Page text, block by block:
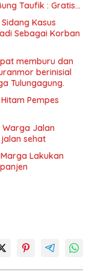
Taufik : Gratis…
Kasus
Sebagai Korban
memburu dan
berinisial
Tulungagung.
Pempes
Warga Jalan
sehat
Lakukan